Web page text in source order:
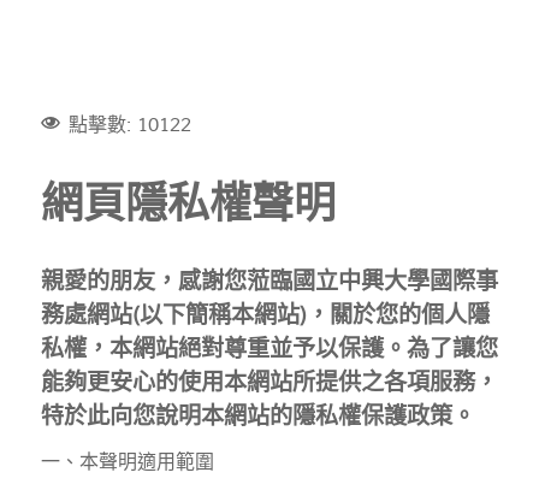
點擊數: 10122
網頁隱私權聲明
親愛的朋友，感謝您蒞臨國立中興大學國際事
務處網站(以下簡稱本網站)，關於您的個人隱
私權，本網站絕對尊重並予以保護。為了讓您
能夠更安心的使用本網站所提供之各項服務，
特於此向您說明本網站的隱私權保護政策。
一、本聲明適用範圍